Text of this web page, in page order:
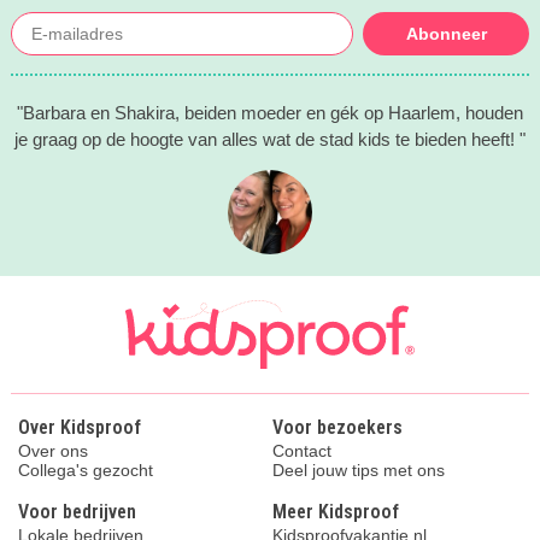
Abonneer
"Barbara en Shakira, beiden moeder en gék op Haarlem, houden
je graag op de hoogte van alles wat de stad kids te bieden heeft! "
Over Kidsproof
Over ons
Collega's gezocht
Voor bezoekers
Contact
Deel jouw tips met ons
Voor bedrijven
Lokale bedrijven
Meer Kidsproof
Kidsproofvakantie.nl